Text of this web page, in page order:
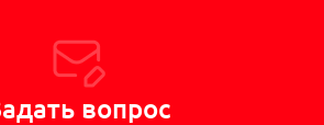
вопрос